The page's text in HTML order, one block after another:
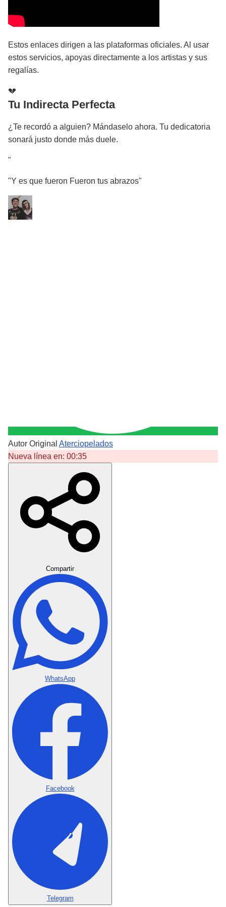
Estos enlaces dirigen a las plataformas oficiales. Al usar
estos servicios, apoyas directamente a los artistas y sus
regalías.
💔
Tu Indirecta Perfecta
¿Te recordó a alguien? Mándaselo ahora. Tu dedicatoria
sonará justo donde más duele.
"
"Y es que fueron Fueron tus abrazos"
Autor Original Aterciopelados
Nueva línea en: 00:35
Compartir
WhatsApp
Facebook
Telegram